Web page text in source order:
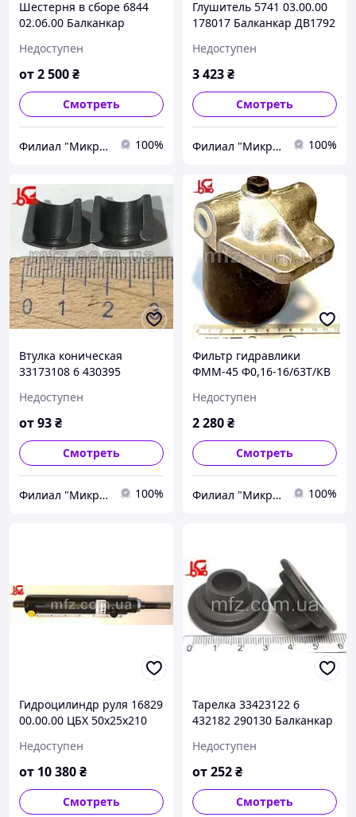
Шестерня в сборе 6844
02.06.00 Балканкар
Недоступен
от2 500₴
Смотреть
Филиал "Микро-Ф Запорожье" ООО "Микро-Ф" 100%
Глушитель 5741 03.00.00
178017 Балканкар ДВ1792
Недоступен
3 423₴
Смотреть
Филиал "Микро-Ф Запорожье" ООО "Микро-Ф" 100%
Втулка коническая
33173108 6 430395
Недоступен
от93₴
Смотреть
Филиал "Микро-Ф Запорожье" ООО "Микро-Ф" 100%
Фильтр гидравлики
ФММ-45 Ф0,16-16/63Т/КВ
Недоступен
2 280₴
Смотреть
Филиал "Микро-Ф Запорожье" ООО "Микро-Ф" 100%
Гидроцилиндр руля 16829
00.00.00 ЦБХ 50х25х210
БВ2733
Недоступен
от 10 380₴
Смотреть
Тарелка 33423122 6
432182 290130 Балканкар
Недоступен
от252₴
Смотреть